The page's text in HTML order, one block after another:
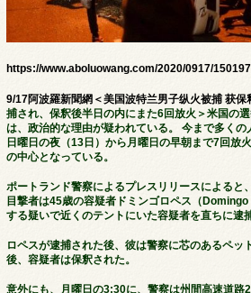
https://www.aboluowang.com/2020/0917/
9/17阿波羅新聞網＜美国波特兰男子纵火被捕 获保
捕され、保釈後半日の内にまた6回放火＞米国の
は、政治的な理由が疑われている。 今まで多く
日曜日の夜（13日）から月曜日の早朝まで7回放
の中心となっている。
ポートランド警察によるプレスリリースによると
目撃者は45歳の容疑者ドミンゴロペス（
する疑いで近くのテントにいた容疑者を直ちに逮
ロペスが逮捕された後、彼は警察に芯のあるペ
後、容疑者は保釈された。
意外にも、月曜日の3:30に、警察は州間高速道